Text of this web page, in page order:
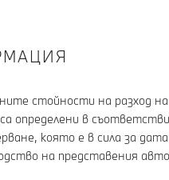
стойности на разход
са определени в
която е в сила за
на представения